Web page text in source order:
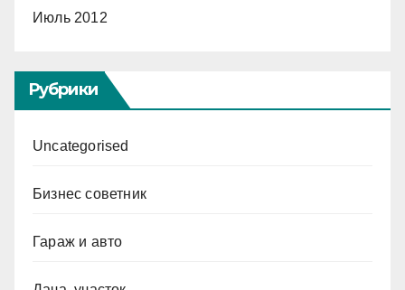
Июль 2012
Рубрики
Uncategorised
Бизнес советник
Гараж и авто